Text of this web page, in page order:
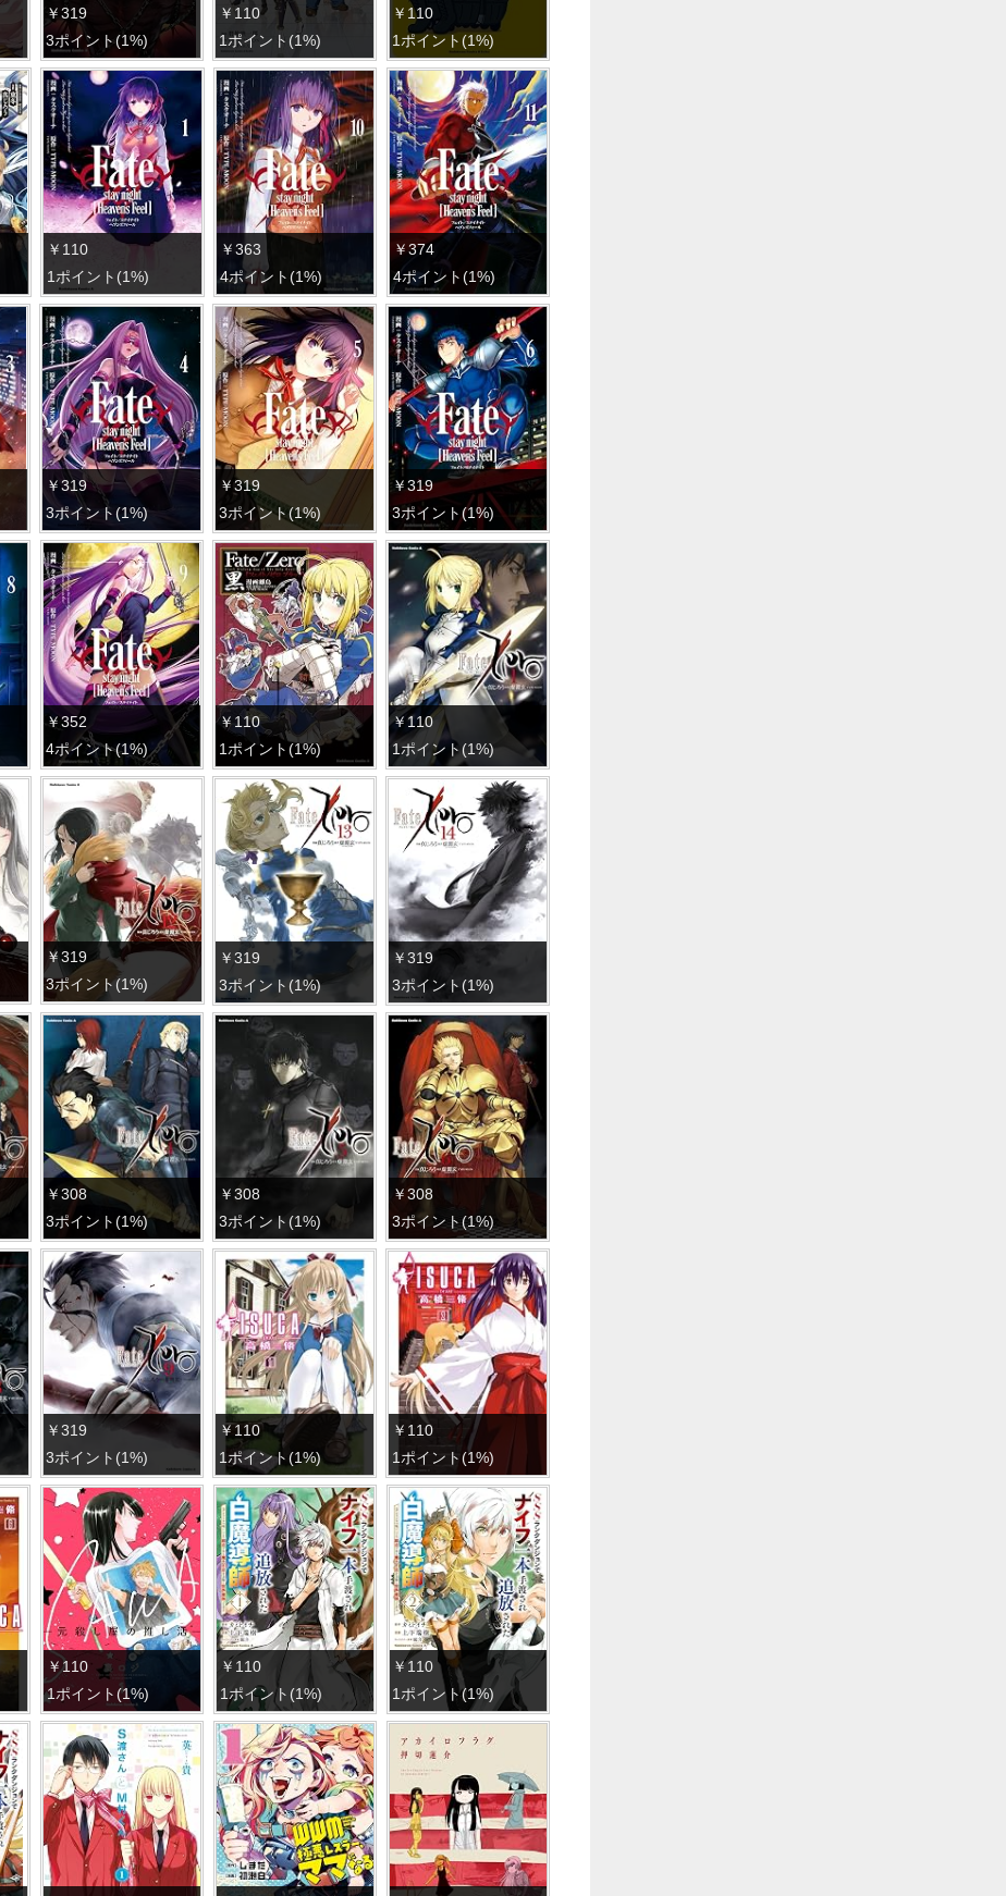
￥319
3ポイント(1%)
￥110
1ポイント(1%)
￥110
1ポイント(1%)
￥110
1ポイント(1%)
￥363
4ポイント(1%)
￥374
4ポイント(1%)
￥319
3ポイント(1%)
￥319
3ポイント(1%)
￥319
3ポイント(1%)
￥352
4ポイント(1%)
￥110
1ポイント(1%)
￥110
1ポイント(1%)
￥319
3ポイント(1%)
￥319
3ポイント(1%)
￥319
3ポイント(1%)
￥308
3ポイント(1%)
￥308
3ポイント(1%)
￥308
3ポイント(1%)
￥319
3ポイント(1%)
￥110
1ポイント(1%)
￥110
1ポイント(1%)
￥110
1ポイント(1%)
￥110
1ポイント(1%)
￥110
1ポイント(1%)